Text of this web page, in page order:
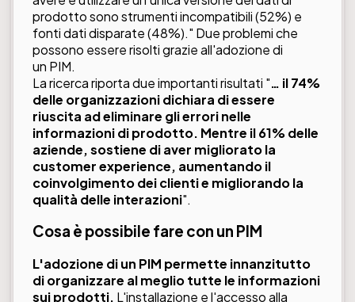
prodotto sono strumenti incompatibili (52%) e
fonti dati disparate (48%)." Due problemi che
possono essere risolti grazie all'adozione di
un PIM.
La ricerca riporta due importanti risultati "… il 74%
delle organizzazioni dichiara di essere
riuscita ad eliminare gli errori nelle
informazioni di prodotto. Mentre il 61% delle
aziende, sostiene di aver migliorato la
customer experience, aumentando il
coinvolgimento dei clienti e migliorando la
qualità delle interazioni".
Cosa è possibile fare con un PIM
L'adozione di un PIM permette innanzitutto
di organizzare al meglio tutte le informazioni
sui prodotti. L'installazione e l'accesso alla